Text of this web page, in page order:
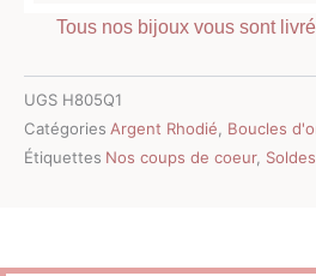
Tous nos bijoux vous sont
UGS H805Q1
Catégories Argent Rhodié Boucles
Étiquettes Nos coups de coeur, Soldes